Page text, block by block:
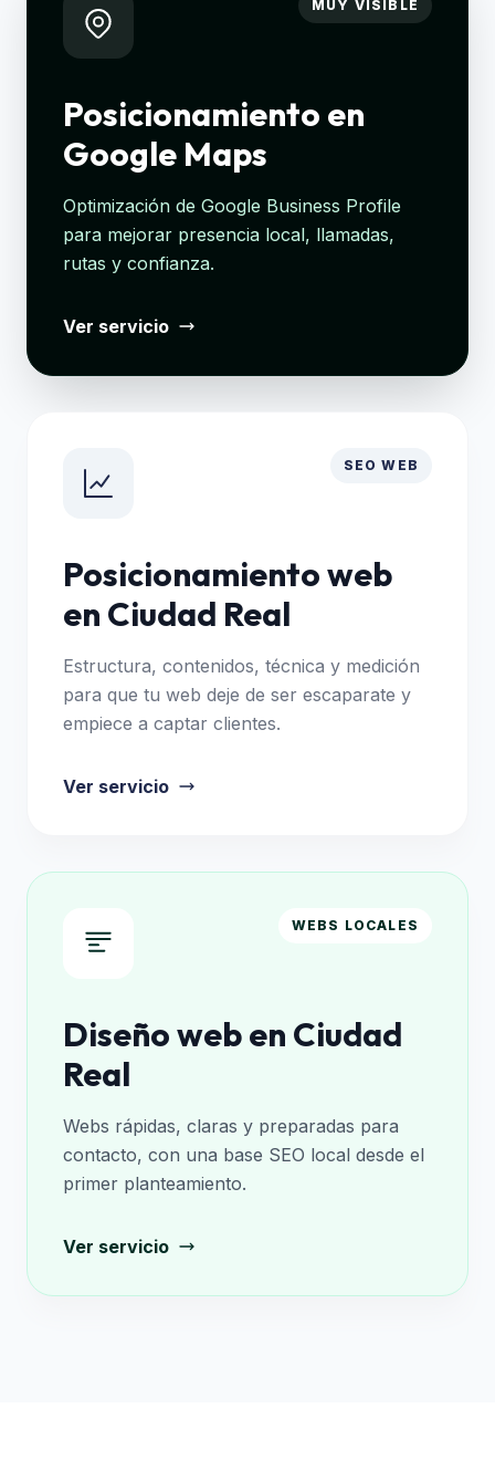
MUY VISIBLE
Posicionamiento en
Google Maps
Optimización de Google Business Profile
para mejorar presencia local, llamadas,
rutas y confianza.
Ver servicio
SEO WEB
Posicionamiento web
en Ciudad Real
Estructura, contenidos, técnica y medición
para que tu web deje de ser escaparate y
empiece a captar clientes.
Ver servicio
WEBS LOCALES
Diseño web en Ciudad
Real
Webs rápidas, claras y preparadas para
contacto, con una base SEO local desde el
primer planteamiento.
Ver servicio